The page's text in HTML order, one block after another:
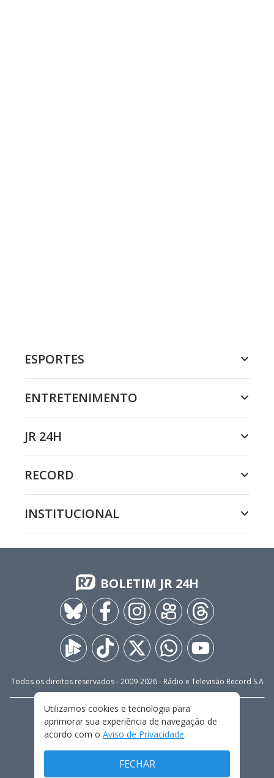
ESPORTES
ENTRETENIMENTO
JR 24H
RECORD
INSTITUCIONAL
BOLETIM JR 24H
Todos os direitos reservados - 2009-2026- Rádio e Televisão Record S.A
FALE CONOSCO
PRIVACIDADE
TERMOS E CONDIÇÕES DE USO
Utilizamos cookies e tecnologia para
aprimorar sua experiência de navegação de
acordo com o Aviso de Privacidade.
FECHAR